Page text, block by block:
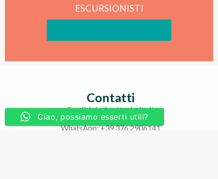
ESCURSIONISTI
Contatti
Email:info@vetteebaite.it
WhatsApp: +39 376 2906141
Ciao, possiamo esserti utili?